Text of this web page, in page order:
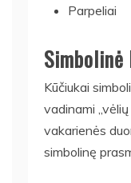
Parpeliai
Kūčiukai
vadinami
vakarienės
simbolinę